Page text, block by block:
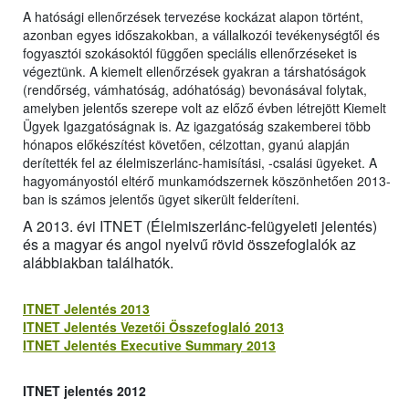
A hatósági ellenőrzések tervezése kockázat alapon történt,
azonban egyes időszakokban, a vállalkozói tevékenységtől és
fogyasztói szokásoktól függően speciális ellenőrzéseket is
végeztünk. A kiemelt ellenőrzések gyakran a társhatóságok
(rendőrség, vámhatóság, adóhatóság) bevonásával folytak,
amelyben jelentős szerepe volt az előző évben létrejött Kiemelt
Ügyek Igazgatóságnak is. Az igazgatóság szakemberei több
hónapos előkészítést követően, célzottan, gyanú alapján
derítették fel az élelmiszerlánc-hamisítási, -csalási ügyeket. A
hagyományostól eltérő munkamódszernek köszönhetően 2013-
ban is számos jelentős ügyet sikerült felderíteni.
A 2013. évi ITNET (Élelmiszerlánc-felügyeleti jelentés)
és a magyar és angol nyelvű rövid összefoglalók az
alábbiakban találhatók.
ITNET Jelentés 2013
ITNET Jelentés Vezetői Összefoglaló 2013
ITNET Jelentés Executive Summary 2013
ITNET jelentés 2012